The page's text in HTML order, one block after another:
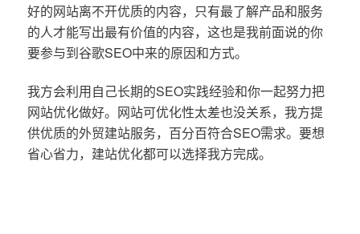
好的网站离不开优质的内容，只有最了解产品和服务
的人才能写出最有价值的内容，这也是我前面说的你
要参与到谷歌SEO中来的原因和方式。
我方会利用自己长期的SEO实践经验和你一起努力把
网站优化做好。网站可优化性太差也没关系，我方提
供优质的外贸建站服务，百分百符合SEO需求。要想
省心省力，建站优化都可以选择我方完成。